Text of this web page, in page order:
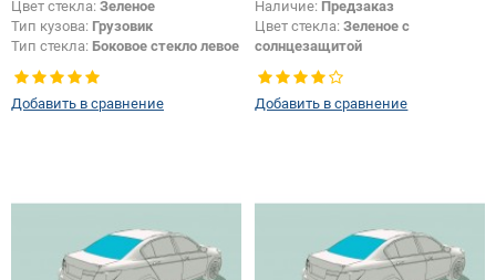
Цвет стекла: Зеленое
Тип кузова: Грузовик
Тип стекла: Боковое стекло левое
Добавить в сравнение
Наличие: Предзаказ
Цвет стекла:Зеленое с
солнцезащитой
Цвет полосы:
Добавить в сравнение